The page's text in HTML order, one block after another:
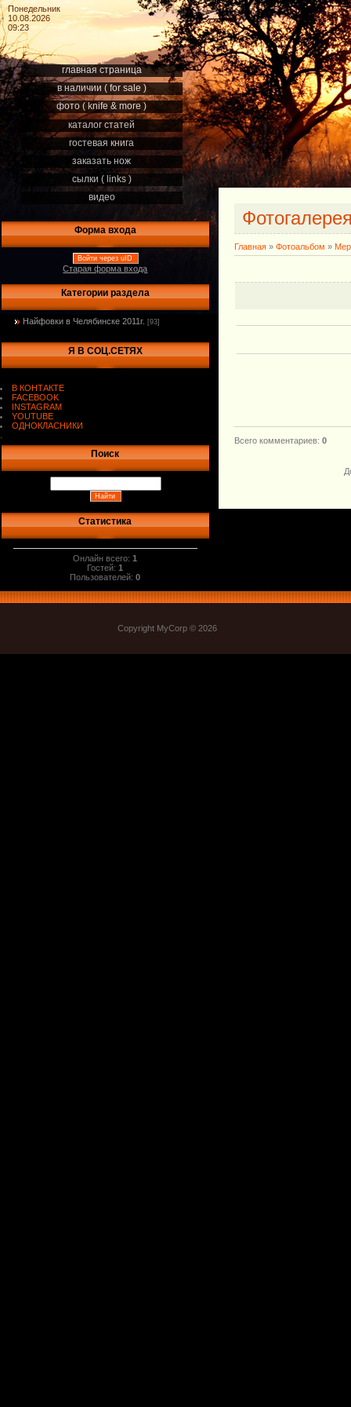
Понедельник
10.08.2026
09:23
главная страница
в наличии ( for sale )
фото ( knife & more )
каталог статей
гостевая книга
заказать нож
сылки ( links )
видео
Форма входа
Войти через uID
Старая форма входа
Категории раздела
Найфовки в Челябинске 2011г. [93]
Я В СОЦ.СЕТЯХ
В КОНТАКТЕ
FACEBOOK
INSTAGRAM
YOUTUBE
ОДНОКЛАСНИКИ
Поиск
Статистика
Онлайн всего:1
Гостей:1
Пользователей:0
Главная » Фотоальбом »
Всего комментариев: 0
Copyright MyCorp © 2026